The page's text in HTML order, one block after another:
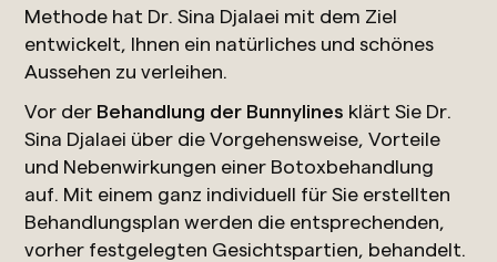
Methode hat Dr. Sina Djalaei mit dem Ziel
entwickelt, Ihnen ein natürliches und schönes
Aussehen zu verleihen.
Vor der Behandlung der Bunnylines klärt Sie Dr.
Sina Djalaei über die Vorgehensweise, Vorteile
und Nebenwirkungen einer Botoxbehandlung
auf. Mit einem ganz individuell für Sie erstellten
Behandlungsplan werden die entsprechenden,
vorher festgelegten Gesichtspartien, behandelt.